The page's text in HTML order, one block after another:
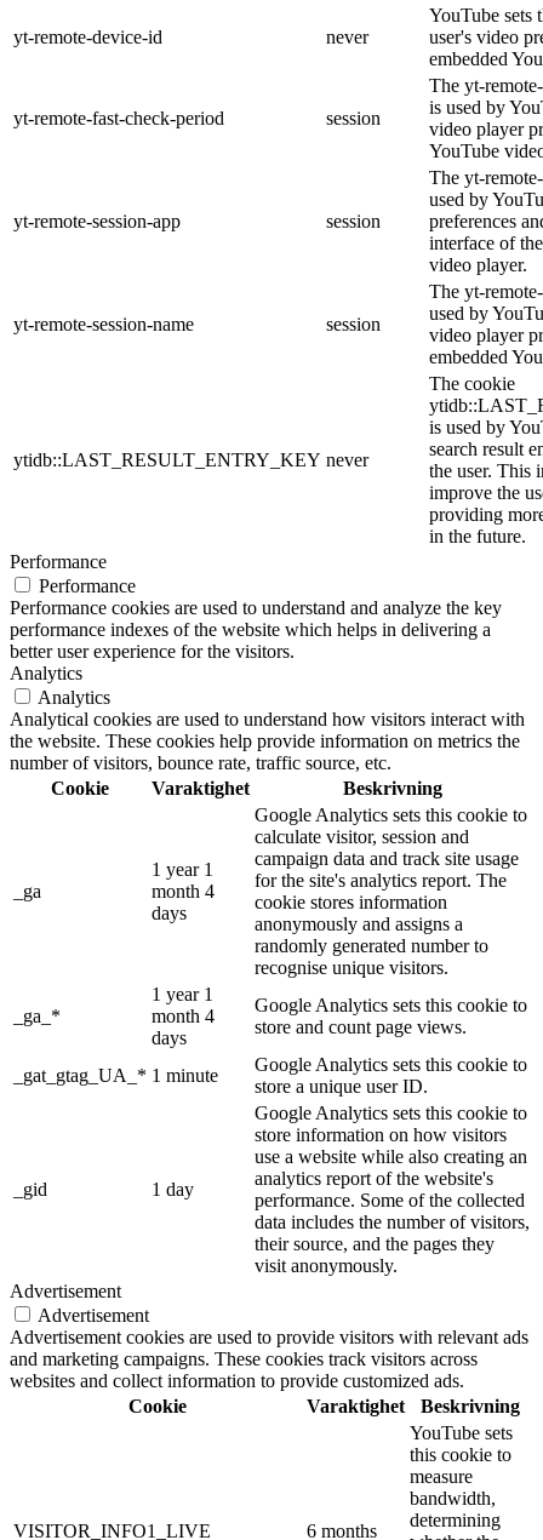
yt-remote-device-id never
YouTube sets
user's video
embedded
yt-remote-fast-check-period session
The yt-
is used by
video player
YouTube
yt-remote-session-app session
The yt-
used by
preferences
interface of
video player.
yt-remote-session-name session
The yt-
used by
video player
embedded
ytidb::LAST_RESULT_ENTRY_KEY never
The cookie
is used by
search result
the user. This
improve the
providing
in the future.
Performance
Performance
Performance cookies are used to understand and analyze the key
performance indexes of the website which helps in delivering a
better user experience for the visitors.
Analytics
Analytics
Analytical cookies are used to understand how visitors interact with
the website. These cookies help provide information on metrics the
number of visitors, bounce rate, traffic source, etc.
Cookie
Varaktighet Beskrivning
_ga
1 year 1
month 4
days
Google Analytics sets this cookie to
calculate visitor, session and
campaign data and track site usage
for the site's analytics report. The
cookie stores information
anonymously and assigns a
randomly generated number to
recognise unique visitors.
_ga_*
1 year 1
month 4
days
Google Analytics sets this cookie to
store and count page views.
_gat_gtag_UA_* 1 minute
Google Analytics sets this cookie to
store a unique user ID.
_gid 1 day
Google Analytics sets this cookie to
store information on how visitors
use a website while also creating an
analytics report of the website's
performance. Some of the collected
data includes the number of visitors,
their source, and the pages they
visit anonymously.
Advertisement
Advertisement
Advertisement cookies are used to provide visitors with relevant ads
and marketing campaigns. These cookies track visitors across
websites and collect information to provide customized ads.
Cookie
Varaktighet Beskrivning
VISITOR_INFO1_LIVE 6 months
YouTube sets
this cookie to
measure
bandwidth,
determining